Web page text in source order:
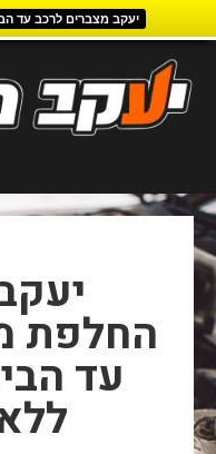
יעקב מצברים לרכב עד הבית •
החלפת
עד